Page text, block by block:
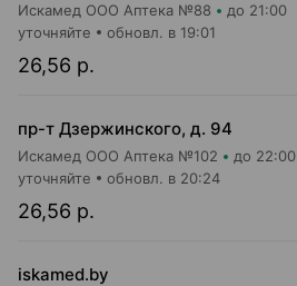
Искамед ООО Аптека №88 до 21:00
26,56 р.
уточняйте обновл. в 19:01
пр-т Дзержинского, д. 94
Искамед ООО Аптека №102 до 22:00
26,56 р.
уточняйте обновл. в 20:24
iskamed.by